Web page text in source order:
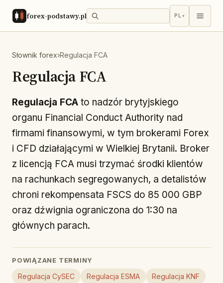
forex-podstawy.pl PL▾
Słownik forex›Regulacja FCA
Regulacja FCA
Regulacja FCA to nadzór brytyjskiego
organu Financial Conduct Authority nad
firmami finansowymi, w tym brokerami Forex
i CFD działającymi w Wielkiej Brytanii. Broker
z licencją FCA musi trzymać środki klientów
na rachunkach segregowanych, a detalistów
chroni rekompensata FSCS do 85 000 GBP
oraz dźwignia ograniczona do 1:30 na
głównych parach.
POWIĄZANE TERMINY
Regulacja CySEC Regulacja ESMA Regulacja KNF